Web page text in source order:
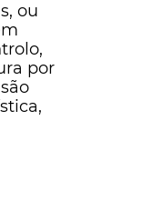
ou
por